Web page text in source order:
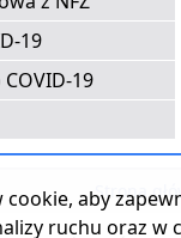
19
19
Strona
aby
ruchu oraz w